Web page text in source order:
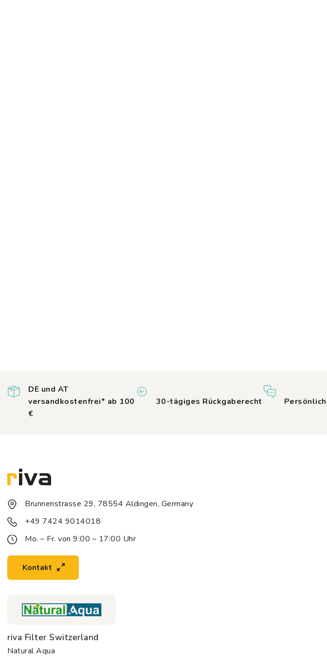
DE und AT
versandkostenfrei* ab 100
€
30-tägiges Rückgaberecht
Brunnenstrasse 29, 78554 Aldingen, Germany
+49 7424 9014018
Mo. – Fr. von 9:00 – 17:00 Uhr
Kontakt
riva Filter Switzerland
Natural Aqua